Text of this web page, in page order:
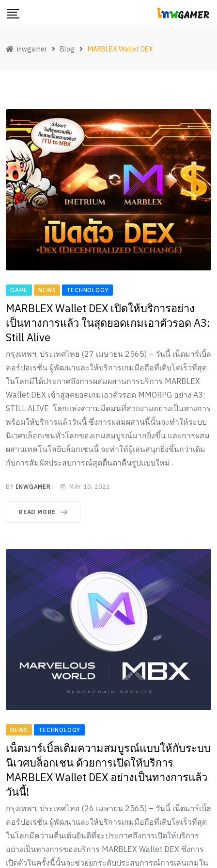
Skip
inwgamer Blog MARBLEX Wallet DEX
GAME NEWS TECHNOLOGY
MARBLEX Wallet DEX เปิดให้บริการอย่าง
เป็นทางการแล้ว ในสุดยอดเกมเอาตัวรอด A3:
Still Alive
กรุงเทพฯ, ประเทศไทย (27 เมษายน 2565) – วันนี้ เน็ตมาร์เบิ้ล
คอร์ปอเรชั่น ผู้พัฒนาและให้บริการเกมมือถือที่เติบโตเร็วที่สุด
ในโลกมีได้ประกาศถึงการผสมผสานการบริการ MARBLEX
Wallet DEX เข้าสู่สุดยอดเกมเอาตัวรอด MMORPG อย่าง A3:
STILL ALIVE โลกแห่งความมืดมนที่สวยงามอย่างเป็นทางการ
พร้อมให้บริการแล้ววันนี้ ซึ่งการผสมผสานนี้นั้นจะทำให้ระบบ
นิเวศบล็อกเชนทั่วโลกของเกมสมบูรณ์มากยิ่งขึ้น และการผสม
ผสานเทคโนโลยีบล็อกเชนนี้ จะทำให้ผู้เล่นสนุกยิ่งขึ้นกว่าเดิม
กับการสัมผัสประสบการณ์สุดตื่นตาตื่นรูปแบบใหม่ .
BY INWGAMER MAY 10, 2022
READ MORE
NEWS TECHNOLOGY
เน็ตมาร์เบิ้ลเติมความสมบูรณ์แบบให้กับระบบ
นิเวศบล็อกเชน ด้วยการเปิดให้บริการ
MARBLEX Wallet DEX อย่างเป็นทางการแล้ว
วันนี้!
กรุงเทพฯ, ประเทศไทย (26 เมษายน 2565) – วันนี้ เน็ตมาร์เบิ้ล
คอร์ปอเรชั่น ผู้พัฒนาและให้บริการเกมมือถือที่เติบโตเร็วที่สุด
ในโลกมีความตื่นเต้นยินดีที่จะประกาศถึงการเปิดให้บริการ
อย่างเป็นทางการของบริการ MARBLEX Wallet DEX ซึ่งการ
เปิดตัวในครั้งนี้นั้นจะช่วยยกระดับประสบการณ์การเล่นเกมใน